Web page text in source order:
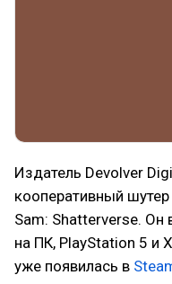
Издатель Devolver
кооперативный
Sam: Shatterverse.
на ПК, PlayStation 5 и
уже появилась в